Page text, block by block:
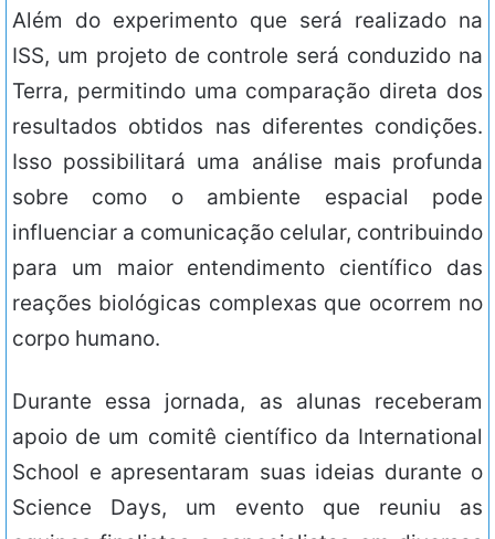
Além do experimento que será realizado na
ISS, um projeto de controle será conduzido na
Terra, permitindo uma comparação direta dos
resultados obtidos nas diferentes condições.
Isso possibilitará uma análise mais profunda
sobre como o ambiente espacial pode
influenciar a comunicação celular, contribuindo
para um maior entendimento científico das
reações biológicas complexas que ocorrem no
corpo humano.
Durante essa jornada, as alunas receberam
apoio de um comitê científico da International
School e apresentaram suas ideias durante o
Science Days, um evento que reuniu as